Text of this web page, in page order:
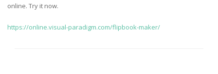
online. Try it now.
https://online.visual-paradigm.com/flipbook-maker/